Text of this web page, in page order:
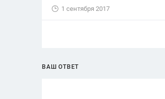
1 сентября 2017
ВАШ ОТВЕТ